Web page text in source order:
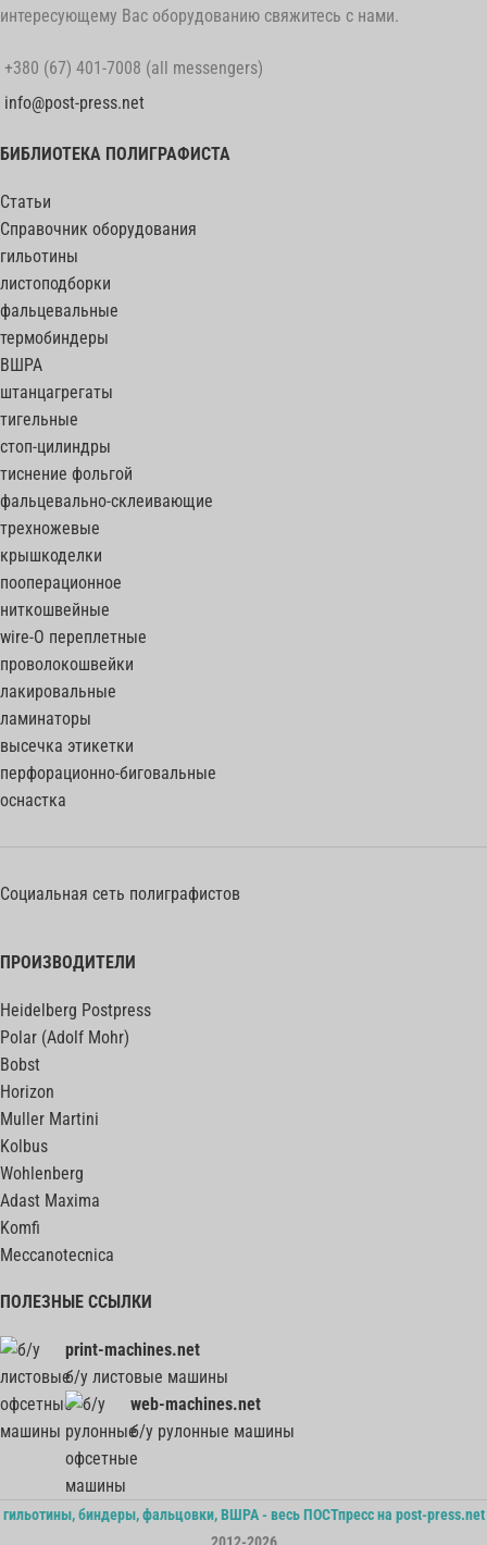
интересующему Вас оборудованию свяжитесь с нами.
+380 (67) 401-7008 (all messengers)
info@post-press.net
БИБЛИОТЕКА ПОЛИГРАФИСТА
Статьи
Справочник оборудования
гильотины
листоподборки
фальцевальные
термобиндеры
ВШРА
штанцагрегаты
тигельные
стоп-цилиндры
тиснение фольгой
фальцевально-склеивающие
трехножевые
крышкоделки
пооперационное
ниткошвейные
wire-O переплетные
проволокошвейки
лакировальные
ламинаторы
высечка этикетки
перфорационно-биговальные
оснастка
Социальная сеть полиграфистов
ПРОИЗВОДИТЕЛИ
Heidelberg Postpress
Polar (Adolf Mohr)
Bobst
Horizon
Muller Martini
Kolbus
Wohlenberg
Adast Maxima
Komfi
Meccanotecnica
ПОЛЕЗНЫЕ ССЫЛКИ
print-machines.net
б/у листовые машины
web-machines.net
б/у рулонные машины
гильотины, биндеры, фальцовки, ВШРА - весь ПОСТпресс на post-press.net
2012-2026